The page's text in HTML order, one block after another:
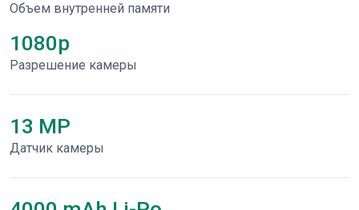
Объем внутренней памяти
1080p
Разрешение камеры
13 MP
Датчик камеры